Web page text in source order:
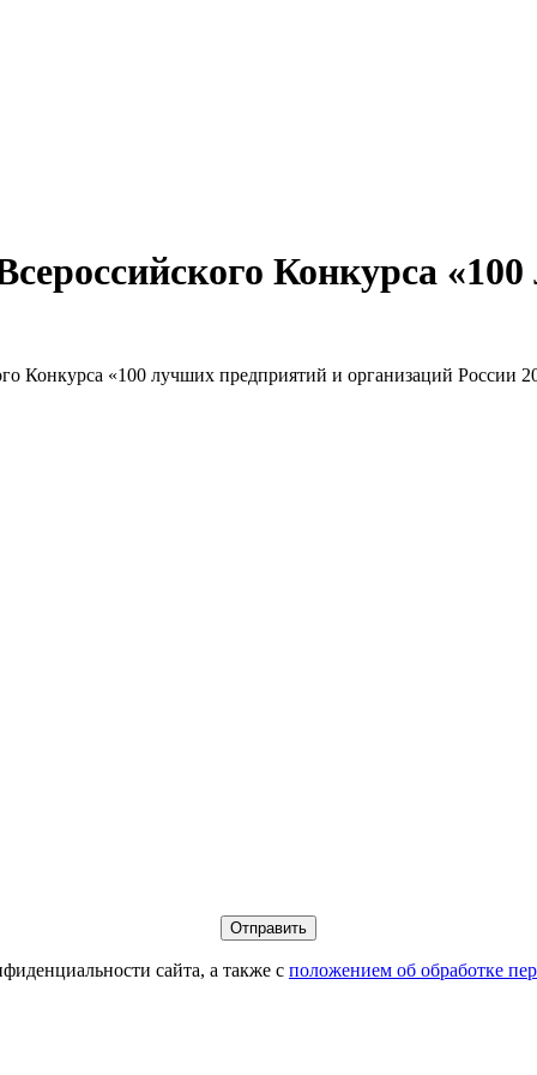
Конкурса
Конкурса «100 лучших предприятий и организаций России
сайта, а также с положением об обработке